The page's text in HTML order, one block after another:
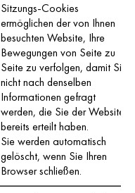
Sitzungs-Cookies
ermöglichen der von Ihnen
besuchten Website, Ihre
Bewegungen von Seite zu
Seite zu verfolgen, damit Sie
nicht nach denselben
Informationen gefragt
werden, die Sie der Website
bereits erteilt haben.
Sie werden automatisch
gelöscht, wenn Sie Ihren
Browser schließen.